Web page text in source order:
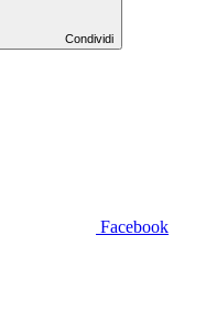
Condividi
Facebook